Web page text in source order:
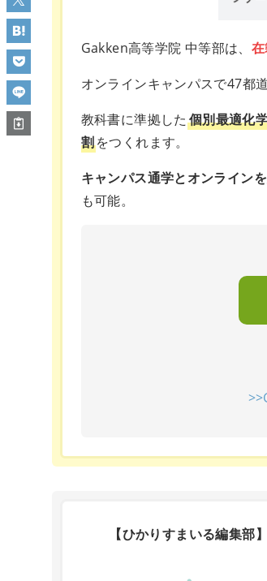
Gakken高等学院 中等部は、
オンラインキャンパスで47都
教科書に準拠した 個別最適化
割をつくれます。
キャンパス通学とオンライン
も可能。
【ひかりすまいる編集部】